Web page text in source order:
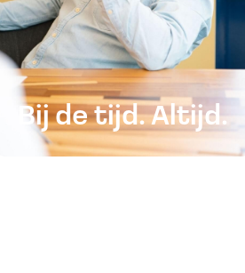
Bij de tijd. Altijd.